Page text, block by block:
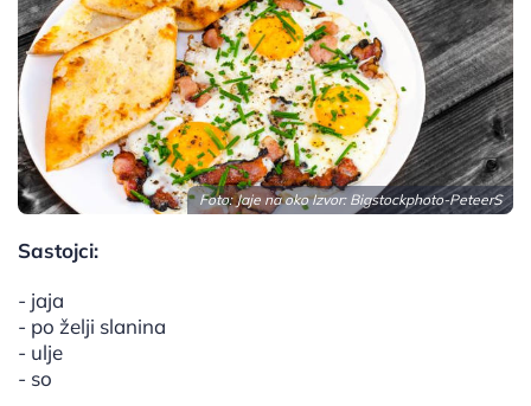
Foto: Jaje na oko Izvor: Bigstockphoto-PeteerS
Sastojci:
- jaja
- po želji slanina
- ulje
- so